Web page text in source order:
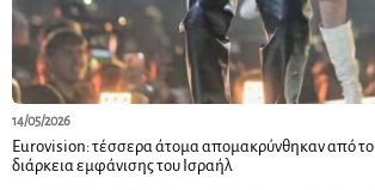
14/05/2026
Εurovision: τέσσερα άτομα απομακρύνθηκαν από το
διάρκεια εμφάνισης του Ισραήλ